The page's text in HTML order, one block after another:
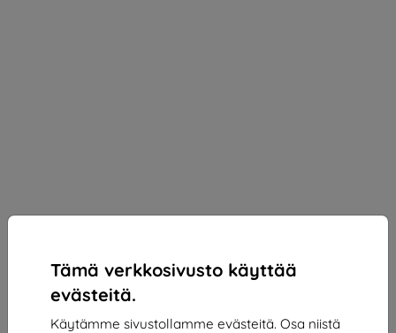
Tämä verkkosivusto käyttää
evästeitä.
Käytämme sivustollamme evästeitä. Osa niistä